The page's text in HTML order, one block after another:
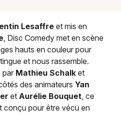
Lesaffre et mis en
, Disc Comedy met en scène
hauts en couleur pour
et nous rassemble.
par Mathieu Schalk et
des animateurs Yan
et Aurélie Bouquet, ce
conçu pour être vécu en